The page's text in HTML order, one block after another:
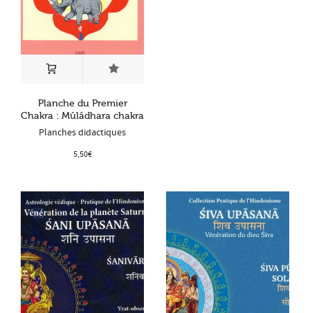
Planche du Premier
Chakra : Mûlâdhara chakra
Planches didactiques
5,50€